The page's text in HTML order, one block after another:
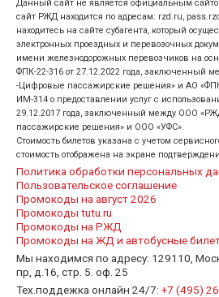
Данный сайт не является официальным
сайт РЖД находится по адресам: rzd.ru,
находитесь на сайте субагента, который
электронных проездных и перевозочных
имени железнодорожных перевозчиков на
ФПК-22-316 от 27.12.2022 года, заключенный
-Цифровые пассажирские решения» и АО
ИМ-314 о предоставлении услуг с
29.12.2017 года, заключенный между ООО
пассажирские решения» и ООО «УФС».
Стоимость билетов указана с учетом
стоимость отображена на экране
Политика обработки персональных
Пользовательское соглашение
Промокоды на август 2026
Промокоды tutu.ru
Промокоды на РЖД
Промокоды на ЖД и автобусные
Мы находимся по адресу: 129110,
пр, д.16, стр. 5. оф. 25
Тех.поддежка онлайн 24/7: +7 (495)